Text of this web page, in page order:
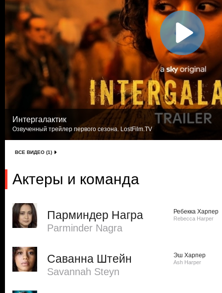
Интергалактик
Озвученный трейлер первого сезона. LostFilm.TV
ВСЕ ВИДЕО (1)
Актеры и команда
Парминдер Награ
Parminder Nagra
Ребекка Харпер
Rebecca Harper
Саванна Штейн
Savannah Steyn
Эш Харпер
Ash Harper